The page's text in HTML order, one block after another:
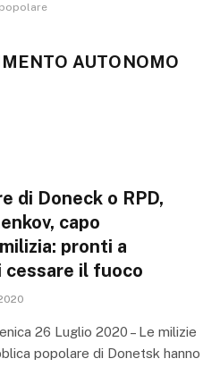
AUTONOMO
di Doneck o RPD,
capo
pronti a
il fuoco
26 Luglio 2020 – Le milizie
popolare di Donetsk hanno